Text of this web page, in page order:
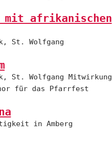
mit afrikanischen
St. Wolfgang
St. Wolfgang Mitwirkung
für das Pfarrfest
in Amberg